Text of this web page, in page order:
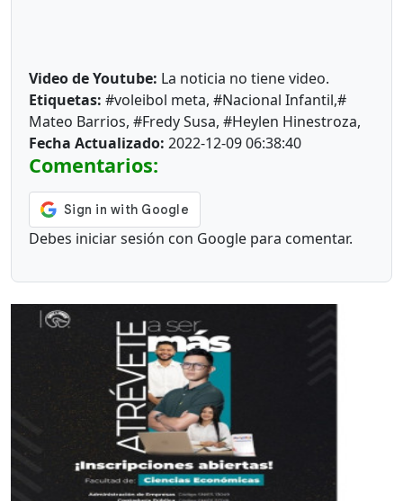
Video de Youtube: La noticia no tiene video.
Etiquetas: #voleibol meta, #Nacional Infantil,#
Mateo Barrios, #Fredy Susa, #Heylen Hinestroza,
Fecha Actualizado: 2022-12-09 06:38:40
Comentarios:
Debes iniciar sesión con Google para comentar.